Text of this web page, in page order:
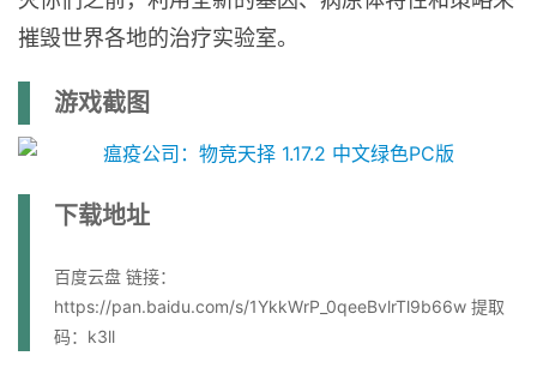
摧毁世界各地的治疗实验室。
游戏截图
下载地址
百度云盘 链接：
https://pan.baidu.com/s/1YkkWrP_0qeeBvlrTl9b66w 提取
码：k3ll